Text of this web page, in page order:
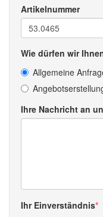
Artikelnummer
Wie dürfen wir
Allgemeine
Ihre Nachricht an
Ihr Einverständnis